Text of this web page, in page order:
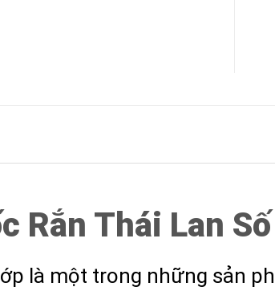
Rắn Thái Lan
là một trong những sản